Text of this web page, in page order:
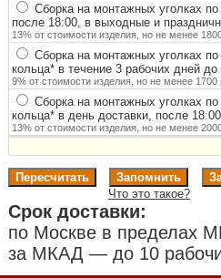
Сборка на монтажных уголках
после 18:00, в выходные и
13% от стоимости изделия, но не менее
Сборка на монтажных уголках
кольца*в течение 3 рабочих дней до
9% от стоимости изделия, но не менее 1700
Сборка на монтажных уголках
кольца*в день доставки, после
13% от стоимости изделия, но не менее
Что это такое?
Срок доставки:
по Москве в пределах
за МКАД — до 10